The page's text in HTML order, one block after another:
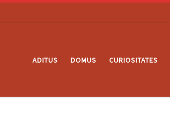
ADITUS DOMUS CURIOSITATES